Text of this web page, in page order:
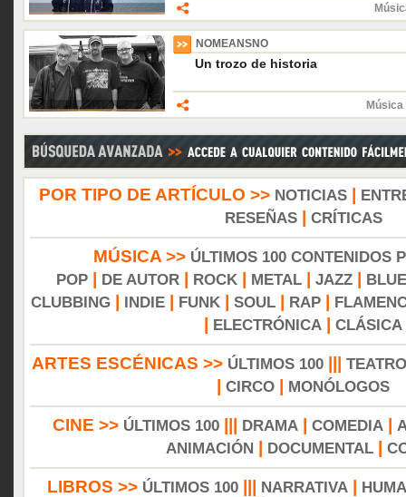
NOMEANSNO
Un trozo de historia
POR TIPO DE ARTÍCULO >> NOTICIAS|
RESEÑAS| CRÍTICAS
MÚSICA >> ÚLTIMOS 100 CONTENIDOS
POP
DE AUTOR ROCK METAL JAZZ
CLUBBING
INDIE FUNK SOUL RAP
ELECTRÓNICA CLÁSICA
ARTES ESCÉNICAS >> ÚLTIMOS 100||| TEATRO
CIRCO MONÓLOGOS
CINE >> ÚLTIMOS 100 DRAMA COMEDIA
ANIMACIÓN
DOCUMENTAL|
LIBROS >> ÚLTIMOS 100 NARRATIVA